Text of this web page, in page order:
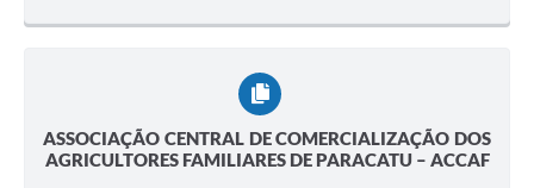
ASSOCIAÇÃO CENTRAL DE COMERCIALIZAÇÃO DOS
AGRICULTORES FAMILIARES DE PARACATU – ACCAF